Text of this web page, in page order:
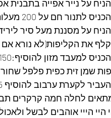
על נייר אפייה בתבנית
לתנור חם על 200 מעלות לאפות עד רכות וחריכת הקליפות,
על מסננת מעל סיר
את הקליפות(לא נורא אם
שמן זית כפית פלפל
לקערת ערבוב להוסיף 5 כפות טחינה גולמית לערבב לקרם חלק ובתאבון.
לחלה חמה קרקרים
היי הייי אוהבים לבשל